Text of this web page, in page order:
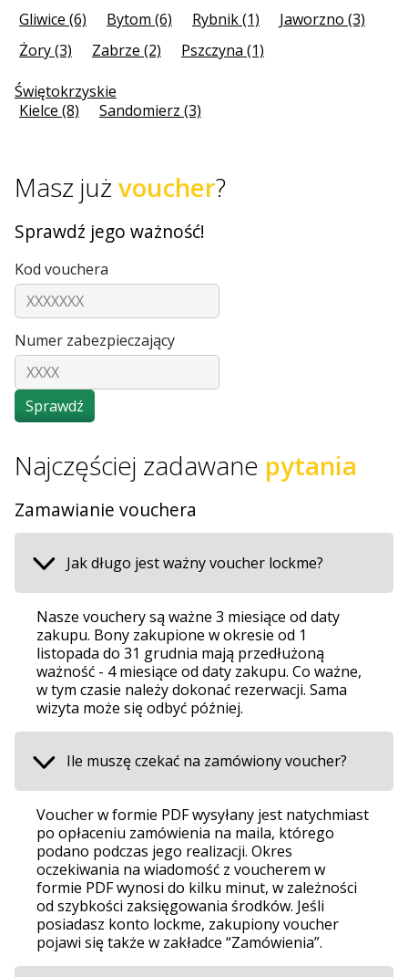
Gliwice (6)
Bytom (6) Rybnik (1)
Jaworzno (3)
Żory (3)
Zabrze (2) Pszczyna (1)
Świętokrzyskie
Kielce (8)
Sandomierz (3)
Masz już voucher?
Sprawdź jego ważność!
Kod vouchera
Numer zabezpieczający
Sprawdź
Najczęściej zadawane pytania
Zamawianie vouchera
Jak długo jest ważny voucher lockme?
Nasze vouchery są ważne 3 miesiące od daty
zakupu. Bony zakupione w okresie od 1
listopada do 31 grudnia mają przedłużoną
ważność - 4 miesiące od daty zakupu. Co ważne,
w tym czasie należy dokonać rezerwacji. Sama
wizyta może się odbyć później.
Ile muszę czekać na zamówiony voucher?
Voucher w formie PDF wysyłany jest natychmiast
po opłaceniu zamówienia na maila, którego
podano podczas jego realizacji. Okres
oczekiwania na wiadomość z voucherem w
formie PDF wynosi do kilku minut, w zależności
od szybkości zaksięgowania środków. Jeśli
posiadasz konto lockme, zakupiony voucher
pojawi się także w zakładce “Zamówienia”.